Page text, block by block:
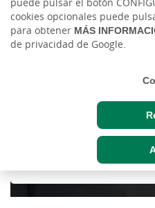
puede pulsar el botón
cookies opcionales puede
para obtener MÁS
de privacidad de Google.
tendrá lugar en el
Protege los
empresa
Elimina el riesgo de
tipo de cambio
Recibe